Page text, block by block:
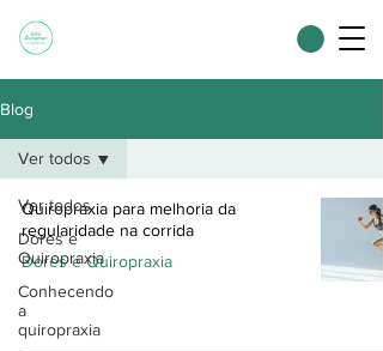
Blog
Ver todos
Dores e
Quiropraxia
Conhecendo
a
quiropraxia
Ver todos
Quiropraxia para melhoria da
regularidade na corrida
Dores e Quiropraxia